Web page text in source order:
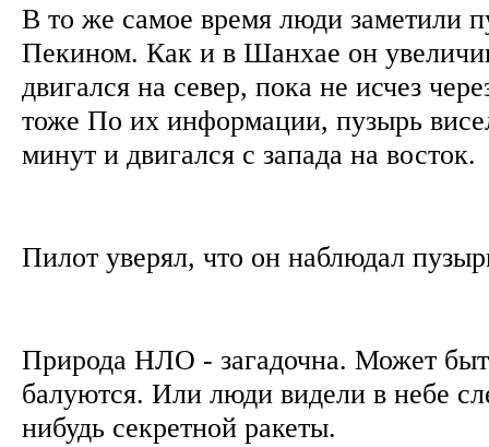
В то же самое время люди заметили
Пекином. Как и в Шанхае он
двигался на север, пока не исчез
тоже По их информации, пузырь
минут и двигался с запада на
Пилот уверял, что он наблюдал
Природа НЛО - загадочна. Может
балуются. Или люди видели в небе
нибудь секретной ракеты.